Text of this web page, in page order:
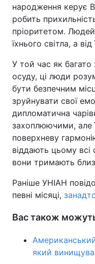
народження керує
робить
пріоритетом.
їхнього світла, а
У той час як
осуду, ці люди
бути безпечним
зруйнувати свої
дипломатична
захоплюючими, але
поверхневу
віддають цьому всі
вони тримають
Раніше УНІАН
певні місяці,
Вас також
який